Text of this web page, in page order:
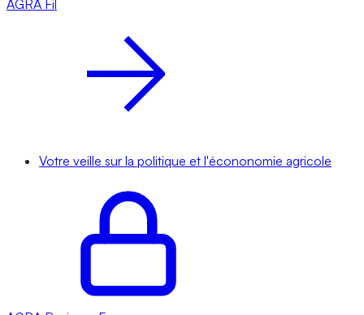
AGRA Fil
Votre veille sur la politique et l'écononomie agricole